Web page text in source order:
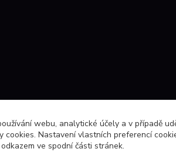
webu, analytické účely a v případě
cookies. Nastavení vlastních preferencí
odkazem ve spodní části stránek.